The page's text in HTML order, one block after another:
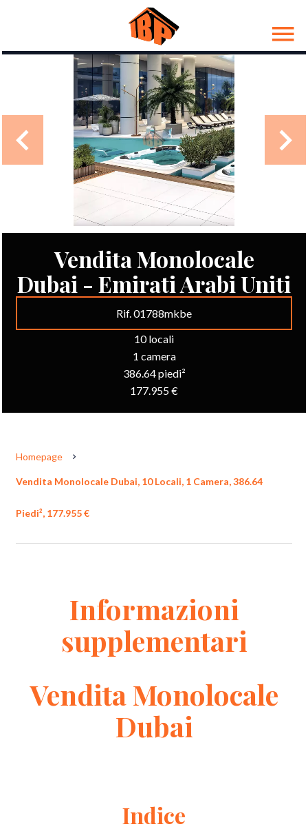
Vendita Monolocale
Dubai - Emirati Arabi Uniti
Rif. 01788mkbe
10 locali
1 camera
386.64 piedi²
177.955 €
Homepage
Vendita Monolocale Dubai, 10 Locali, 1 Camera, 386.64
Piedi², 177.955 €
Informazioni
supplementari
Vendita Monolocale
Dubai
Indice